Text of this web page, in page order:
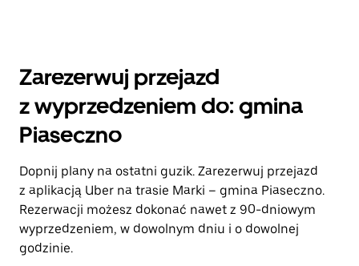
i wybrać
Naciśnij
klawisz
„Escape”,
zamknąć
kalendarz.
Zarezerwuj przejazd
z wyprzedzeniem do: gmina
Piaseczno
Dopnij plany na ostatni guzik. Zarezerwuj przejazd
z aplikacją Uber na trasie Marki – gmina Piaseczno.
Rezerwacji możesz dokonać nawet z 90-dniowym
wyprzedzeniem, w dowolnym dniu i o dowolnej
godzinie.